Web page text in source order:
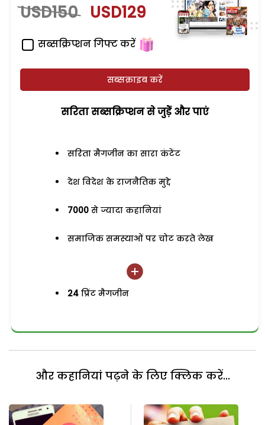
USD150 USD129
सब्सक्रिप्शन गिफ्ट करें
सब्सक्राइब करें
सरिता सब्सक्रिप्शन से जुड़ेें और पाएं
सरिता मैगजीन का सारा कंटेंट
देश विदेश के राजनैतिक मुद्दे
7000 से ज्यादा कहानियां
समाजिक समस्याओं पर चोट करते लेख
24 प्रिंट मैगजीन
और कहानियां पढ़ने के लिए क्लिक करें...